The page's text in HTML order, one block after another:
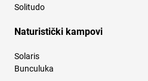
Solitudo
Naturistički kampovi
Solaris
Bunculuka